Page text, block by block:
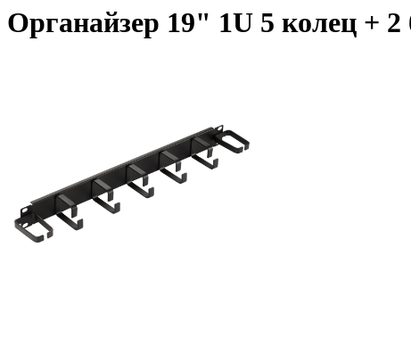
Органайзер 19" 1U 5 колец +